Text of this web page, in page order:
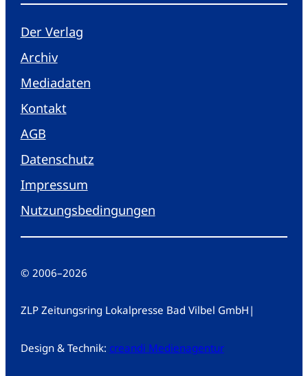
Der Verlag
Archiv
Mediadaten
Kontakt
AGB
Datenschutz
Impressum
Nutzungsbedingungen
© 2006–2026
ZLP Zeitungsring Lokalpresse Bad Vilbel GmbH |
Design & Technik: creandi Medienagentur